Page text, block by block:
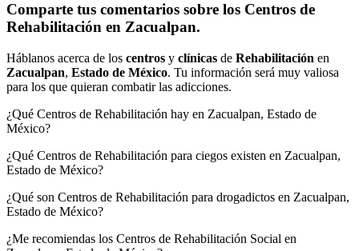
Comparte tus comentarios sobre los Centros de
Rehabilitación en Zacualpan.
Háblanos acerca de los centros y clínicas de Rehabilitación en
Zacualpan, Estado de México. Tu información será muy valiosa
para los que quieran combatir las adicciones.
¿Qué Centros de Rehabilitación hay en Zacualpan, Estado de
México?
¿Qué Centros de Rehabilitación para ciegos existen en Zacualpan,
Estado de México?
¿Qué son Centros de Rehabilitación para drogadictos en Zacualpan,
Estado de México?
¿Me recomiendas los Centros de Rehabilitación Social en